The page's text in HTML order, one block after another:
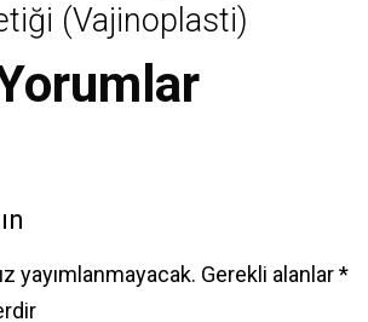
(Vajinoplasti)
yayımlanmayacak. Gerekli alanlar*